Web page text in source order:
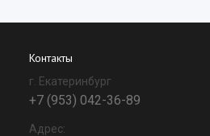
Контакты
г. Екатеринбург
+7 (953) 042-36-89
Адрес: